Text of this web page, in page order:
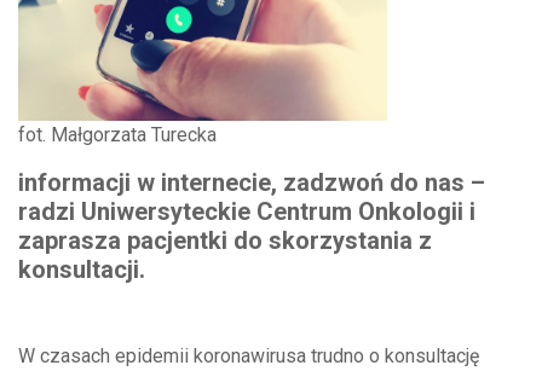
fot. Małgorzata Turecka
informacji w internecie, zadzwoń do nas –
radzi Uniwersyteckie Centrum Onkologii i
zaprasza pacjentki do skorzystania z
konsultacji.
W czasach epidemii koronawirusa trudno o konsultację